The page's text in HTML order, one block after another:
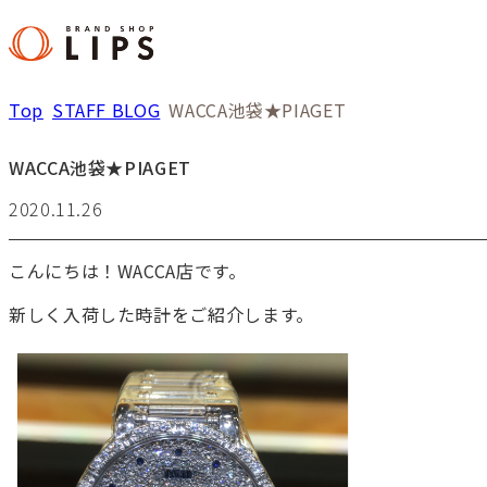
Top STAFF BLOG WACCA池袋★PIAGET
WACCA池袋★PIAGET
2020.11.26
こんにちは！WACCA店です。
新しく入荷した時計をご紹介します。